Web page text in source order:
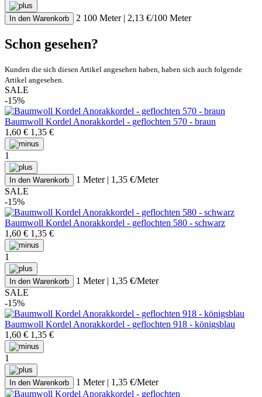
In den Warenkorb 2 100 Meter | 2,13 €/100 Meter
Schon gesehen?
Kunden die sich diesen Artikel angesehen haben, haben sich auch folgende
Artikel angesehen.
SALE
-15%
Baumwoll Kordel Anorakkordel - geflochten 570 - braun
1,60 € 1,35 €
1
In den Warenkorb
1 Meter | 1,35 €/Meter
SALE
-15%
Baumwoll Kordel Anorakkordel - geflochten 580 - schwarz
1,60 € 1,35 €
1
In den Warenkorb
1 Meter | 1,35 €/Meter
SALE
-15%
Baumwoll Kordel Anorakkordel - geflochten 918 - königsblau
1,60 € 1,35 €
1
In den Warenkorb 1 Meter | 1,35 €/Meter